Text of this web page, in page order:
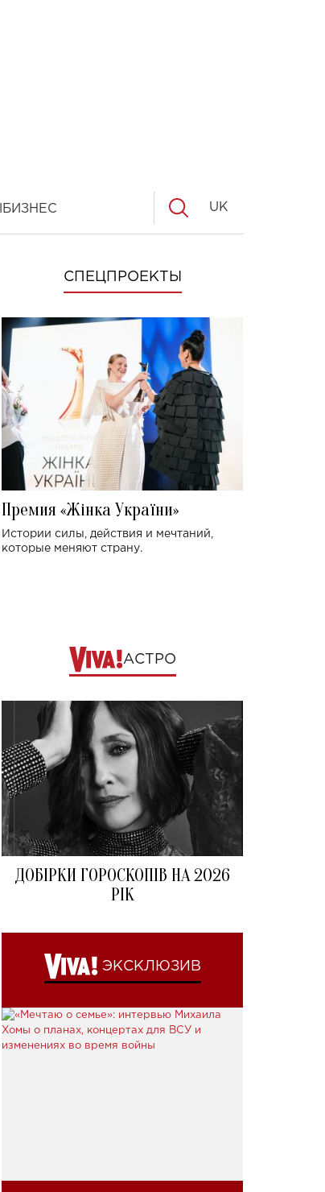
БИЗНЕС UK
СПЕЦПРОЕКТЫ
Премия «Жінка України»
Истории силы, действия и мечтаний,
которые меняют страну.
АСТРО
ДОБІРКИ ГОРОСКОПІВ НА 2026
РІК
ЭКСКЛЮЗИВ